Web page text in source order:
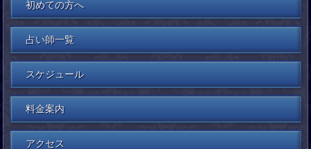
初めての方へ
占い師一覧
スケジュール
料金案内
アクセス